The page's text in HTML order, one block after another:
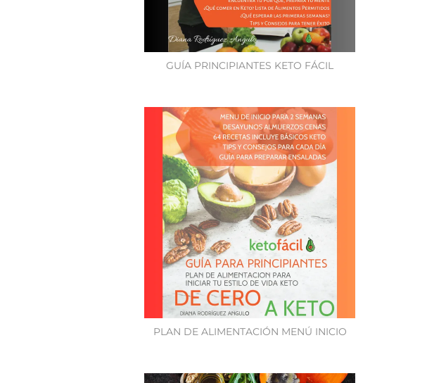
GUÍA PRINCIPIANTES KETO FÁCIL
PLAN DE ALIMENTACIÓN MENÚ INICIO